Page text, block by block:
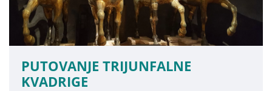
PUTOVANJE TRIJUNFALNE
KVADRIGE